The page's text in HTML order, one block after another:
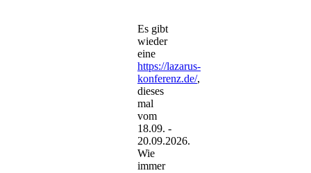
Es gibt
wieder
eine
https://lazarus-
konferenz.de/,
dieses
mal
vom
18.09. -
20.09.2026.
Wie
immer